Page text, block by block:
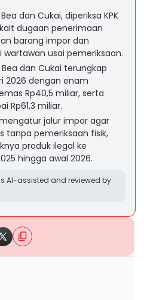
dan Cukai, diperiksa KPK
dugaan penerimaan
barang impor dan
usai pemeriksaan.
dan Cukai terungkap
2026 dengan enam
Rp40,5 miliar, serta
Rp61,3 miliar.
jalur impor agar
tanpa pemeriksaan fisik,
produk ilegal ke
hingga awal 2026.
AI-assisted and reviewed by